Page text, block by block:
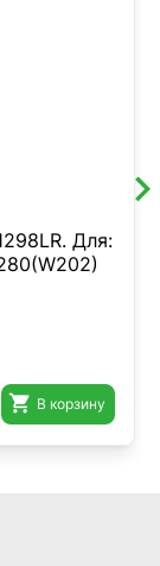
Для:
 В корзину